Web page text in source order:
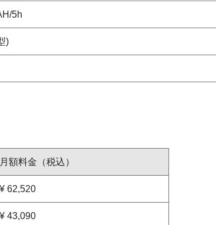
5h
)
月額料金（税込）
¥ 62,520
¥ 43,090